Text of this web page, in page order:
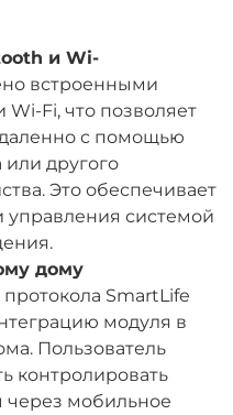
и Wi-
встроенными
Fi, что позволяет
с помощью
другого
Это обеспечивает
управления системой
дому
SmartLife
модуля в
Пользователь
контролировать
через мобильное